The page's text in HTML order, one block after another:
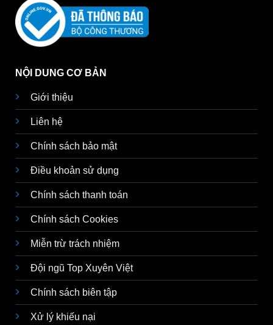
NỘI DUNG CƠ BẢN
Giới thiệu
Liên hệ
Chính sách bảo mật
Điều khoản sử dụng
Chính sách thanh toán
Chính sách Cookies
Miễn trừ trách nhiệm
Đội ngũ Top Xuyên Việt
Chính sách biên tập
Xử lý khiếu nại